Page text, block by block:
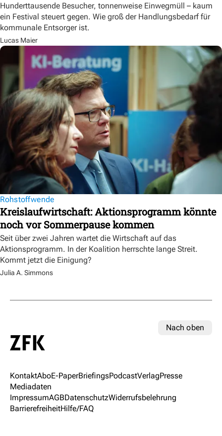
Hunderttausende Besucher, tonnenweise Einwegmüll – kaum
ein Festival steuert gegen. Wie groß der Handlungsbedarf für
kommunale Entsorger ist.
Lucas Maier
Rohstoffwende
Kreislaufwirtschaft: Aktionsprogramm könnte
noch vor Sommerpause kommen
Seit über zwei Jahren wartet die Wirtschaft auf das
Aktionsprogramm. In der Koalition herrschte lange Streit.
Kommt jetzt die Einigung?
Julia A. Simmons
Nach oben
KontaktAboE-PaperBriefingsPodcastVerlagPresse
Mediadaten
ImpressumAGBDatenschutzWiderrufsbelehrung
BarrierefreiheitHilfe/FAQ